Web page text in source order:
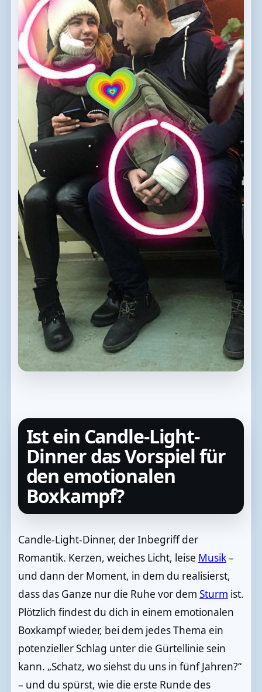
Ist ein Candle-Light-
Dinner das Vorspiel für
den emotionalen
Boxkampf?
Candle-Light-Dinner, der Inbegriff der
Romantik. Kerzen, weiches Licht, leise Musik–
und dann der Moment, in dem du realisierst,
dass das Ganze nur die Ruhe vor dem Sturm ist.
Plötzlich findest du dich in einem emotionalen
Boxkampf wieder, bei dem jedes Thema ein
potenzieller Schlag unter die Gürtellinie sein
kann. „Schatz, wo siehst du uns in fünf Jahren?“
– und du spürst, wie die erste Runde des